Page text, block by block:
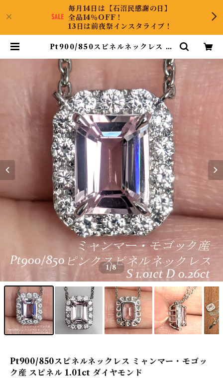
毎月14日は【石沼民感謝の日】
全品14％OFF！
13日は前夜祭インスタライブ！
Pt900/850スピネルネックレス ミ
1ct ダイヤモンド 0.26ct【PRO2
07762】 | KyaraPLUS Co.,Ltd.
1/8
Pt900/850スピネルネックレス ミャンマー・モゴッ
ク産 スピネル 1.01ct ダイヤモンド